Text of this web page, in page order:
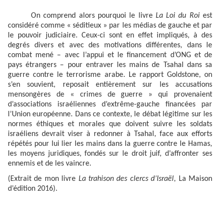
On comprend alors pourquoi le livre La Loi du Roiest
considéré comme « séditieux » par les médias de gauche et par
le pouvoir judiciaire. Ceux-ci sont en effet impliqués, à des
degrés divers et avec des motivations différentes, dans le
combat mené – avec l’appui et le financement d’ONG et de
pays étrangers – pour entraver les mains de Tsahal dans sa
guerre contre le terrorisme arabe. Le rapport Goldstone, on
s’en souvient, reposait entièrement sur les accusations
mensongères de « crimes de guerre » qui provenaient
d’associations israéliennes d’extrême-gauche financées par
l’Union européenne. Dans ce contexte, le débat légitime sur les
normes éthiques et morales que doivent suivre les soldats
israéliens devrait viser à redonner à Tsahal, face aux efforts
répétés pour lui lier les mains dans la guerre contre le Hamas,
les moyens juridiques, fondés sur le droit juif, d’affronter ses
ennemis et de les vaincre.
(Extrait de mon livre La trahison des clercs d’Israël, La Maison
d’édition 2016).